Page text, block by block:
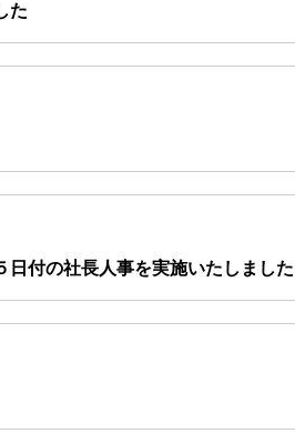
た
日付の社長人事を実施いたしまし